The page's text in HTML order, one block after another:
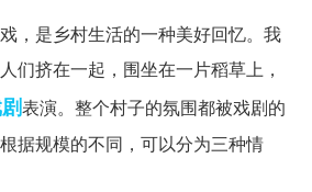
，是乡村生活的一种美好回忆。我
们挤在一起，围坐在一片稻草上，
表演。整个村子的氛围都被戏剧的
据规模的不同，可以分为三种情